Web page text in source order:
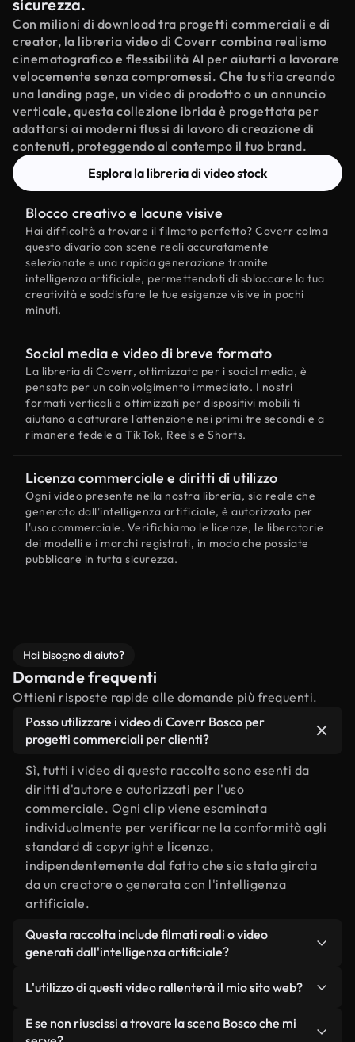
sicurezza.
Con milioni di download tra progetti commerciali e di
creator, la libreria video di Coverr combina realismo
cinematografico e flessibilità AI per aiutarti a lavorare
velocemente senza compromessi. Che tu stia creando
una landing page, un video di prodotto o un annuncio
verticale, questa collezione ibrida è progettata per
adattarsi ai moderni flussi di lavoro di creazione di
contenuti, proteggendo al contempo il tuo brand.
Esplora la libreria di video stock
Blocco creativo e lacune visive
Hai difficoltà a trovare il filmato perfetto? Coverr colma
questo divario con scene reali accuratamente
selezionate e una rapida generazione tramite
intelligenza artificiale, permettendoti di sbloccare la tua
creatività e soddisfare le tue esigenze visive in pochi
minuti.
Social media e video di breve formato
La libreria di Coverr, ottimizzata per i social media, è
pensata per un coinvolgimento immediato. I nostri
formati verticali e ottimizzati per dispositivi mobili ti
aiutano a catturare l'attenzione nei primi tre secondi e a
rimanere fedele a TikTok, Reels e Shorts.
Licenza commerciale e diritti di utilizzo
Ogni video presente nella nostra libreria, sia reale che
generato dall'intelligenza artificiale, è autorizzato per
l'uso commerciale. Verifichiamo le licenze, le liberatorie
dei modelli e i marchi registrati, in modo che possiate
pubblicare in tutta sicurezza.
Hai bisogno di aiuto?
Domande frequenti
Ottieni risposte rapide alle domande più frequenti.
Posso utilizzare i video di Coverr Bosco per
progetti commerciali per clienti?
Sì, tutti i video di questa raccolta sono esenti da
diritti d'autore e autorizzati per l'uso
commerciale. Ogni clip viene esaminata
individualmente per verificarne la conformità agli
standard di copyright e licenza,
indipendentemente dal fatto che sia stata girata
da un creatore o generata con l'intelligenza
artificiale.
Questa raccolta include filmati reali o video
generati dall'intelligenza artificiale?
da filmati reali, girati da persone, relativi a Bosco,
e da video generati dall'intelligenza artificiale.
Ogni video è chiaramente etichettato, così saprai
L'utilizzo di questi video rallenterà il mio sito web?
Non se scegli le nostre versioni ottimizzate.
Offriamo formati leggeri e pronti per il web,
E se non riuscissi a trovare la scena Bosco che mi